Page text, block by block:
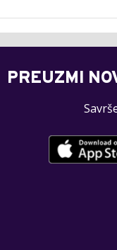
PREUZMI